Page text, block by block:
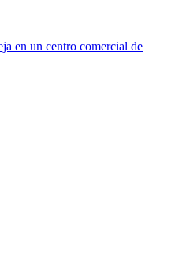
en un centro comercial de